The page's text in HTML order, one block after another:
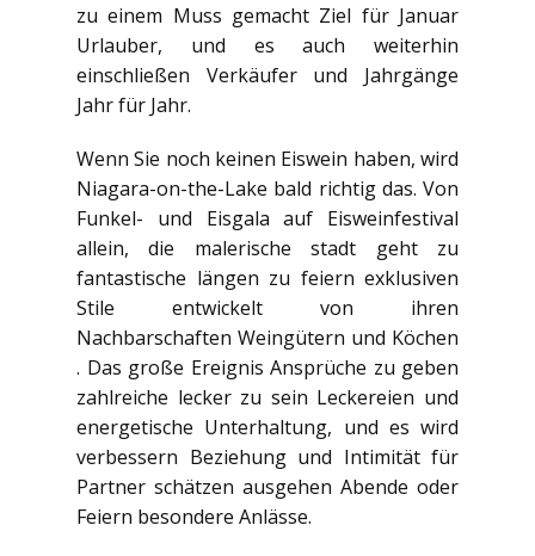
zu einem Muss gemacht Ziel für Januar
Urlauber, und es auch weiterhin
einschließen Verkäufer und Jahrgänge
Jahr für Jahr.
Wenn Sie noch keinen Eiswein haben, wird
Niagara-on-the-Lake bald richtig das. Von
Funkel- und Eisgala auf Eisweinfestival
allein, die malerische stadt geht zu
fantastische längen zu feiern exklusiven
Stile entwickelt von ihren
Nachbarschaften Weingütern und Köchen
. Das große Ereignis Ansprüche zu geben
zahlreiche lecker zu sein Leckereien und
energetische Unterhaltung, und es wird
verbessern Beziehung und Intimität für
Partner schätzen ausgehen Abende oder
Feiern besondere Anlässe.